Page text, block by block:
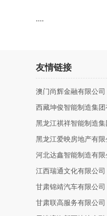
....
友情链接
澳门尚辉金融有限公司
西藏坤俊智能制造集团
黑龙江祺祥智能制造集
黑龙江爱映房地产有限
河北达鑫智能制造有限
江西瑞通文化有限公司
甘肃锦靖汽车有限公司
甘肃联高服务有限公司